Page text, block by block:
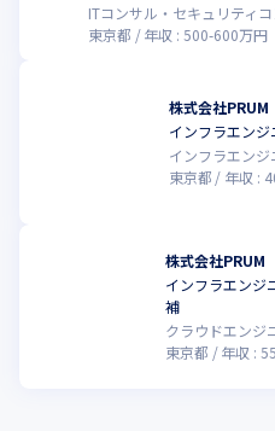
ITコンサル・セキュリティ
東京都
年収 :500-600万円
株式会社PRUM
インフラエン
インフラエンジ
東京都
年収 :
株式会社PRUM
インフラエンジ
補
クラウドエンジ
東京都
年収 :